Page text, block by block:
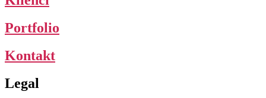
Portfolio
Kontakt
Legal